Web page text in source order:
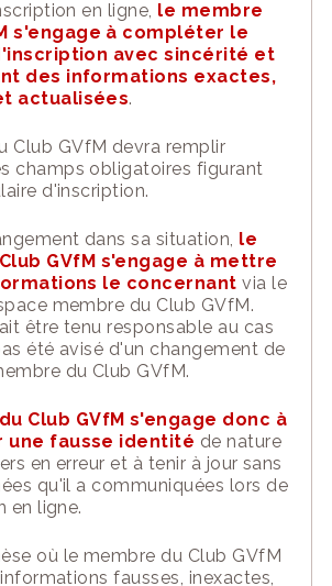
en ligne, le membre
s'engage à compléter le
avec sincérité et
des informations exactes,
actualisées.
Club GVfM devra remplir
champs obligatoires figurant
d'inscription.
dans sa situation, le
GVfM s'engage à mettre
ormations le concernant via le
membre du Club GVfM.
être tenu responsable au cas
été avisé d'un changement de
du Club GVfM.
Club GVfM s'engage donc à
une fausse identité de nature
en erreur et à tenir à jour sans
qu'il a communiquées lors de
en ligne.
où le membre du Club GVfM
fausses, inexactes,